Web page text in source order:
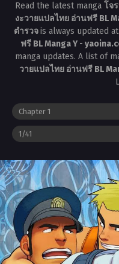
Read the latest manga โจ
งะวายแปลไทย อ่านฟรี BL
ตำรวจis always updated at
ฟรี BL Manga Y -
manga updates. A list of
วายแปลไทย อ่านฟรี BL